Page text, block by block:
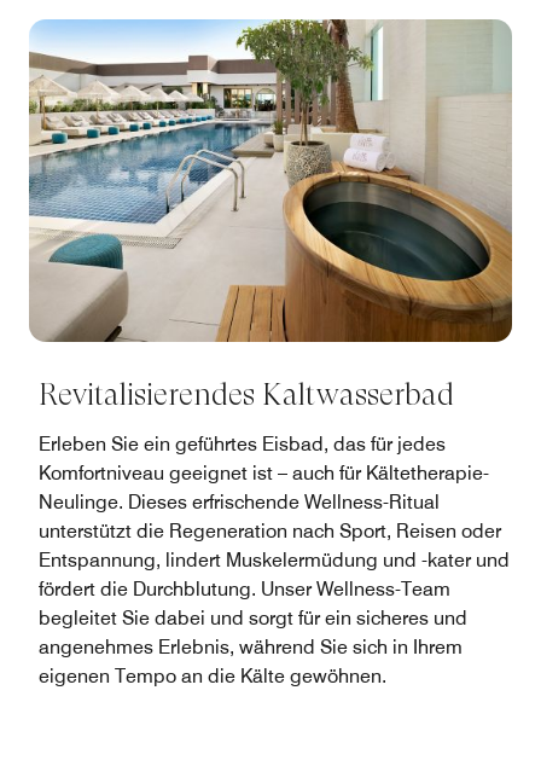
Revitalisierendes Kaltwasserbad
Erleben Sie ein geführtes Eisbad, das für jedes
Komfortniveau geeignet ist – auch für Kältetherapie-
Neulinge. Dieses erfrischende Wellness-Ritual
unterstützt die Regeneration nach Sport, Reisen oder
Entspannung, lindert Muskelermüdung und -kater und
fördert die Durchblutung. Unser Wellness-Team
begleitet Sie dabei und sorgt für ein sicheres und
angenehmes Erlebnis, während Sie sich in Ihrem
eigenen Tempo an die Kälte gewöhnen.